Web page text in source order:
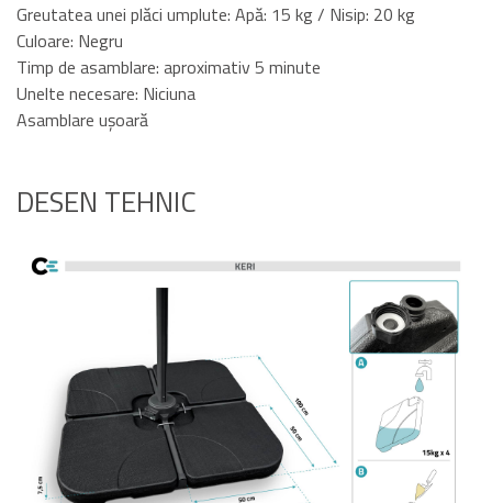
Greutatea unei plăci umplute: Apă: 15 kg / Nisip: 20 kg
Culoare: Negru
Timp de asamblare: aproximativ 5 minute
Unelte necesare: Niciuna
Asamblare ușoară
DESEN TEHNIC